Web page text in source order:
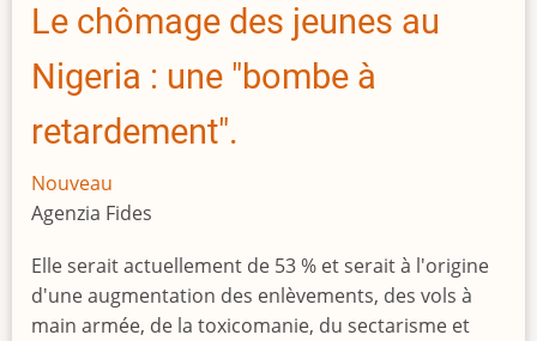
l'Afrique
Le chômage des jeunes au
Nigeria : une "bombe à
retardement".
Nouveau
Agenzia Fides
Elle serait actuellement de 53 % et serait à l'origine
d'une augmentation des enlèvements, des vols à
main armée, de la toxicomanie, du sectarisme et